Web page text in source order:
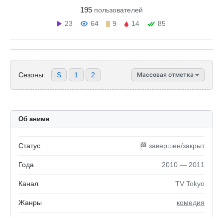
195 пользователей
23
64 9 14 85
Сезоны: S 1 2 Массовая отметка
Об аниме
Статус 🏁 завершен/закрыт
Года 2010 — 2011
Канал TV Tokyo
Жанры комедия